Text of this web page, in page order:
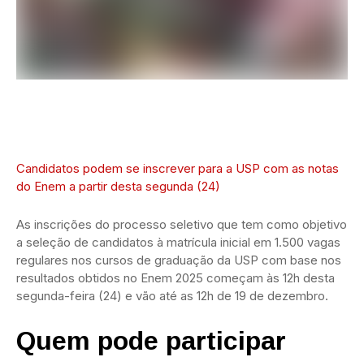
Candidatos podem se inscrever para a USP com as notas
do Enem a partir desta segunda (24)
As inscrições do processo seletivo que tem como objetivo
a seleção de candidatos à matrícula inicial em 1.500 vagas
regulares nos cursos de graduação da USP com base nos
resultados obtidos no Enem 2025 começam às 12h desta
segunda-feira (24) e vão até as 12h de 19 de dezembro.
Quem pode participar